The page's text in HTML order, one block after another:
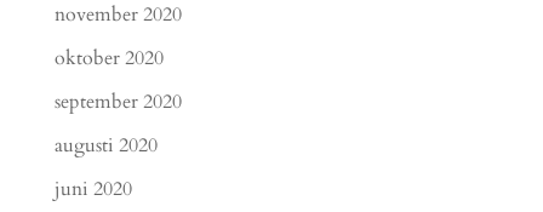
november 2020
oktober 2020
september 2020
augusti 2020
juni 2020